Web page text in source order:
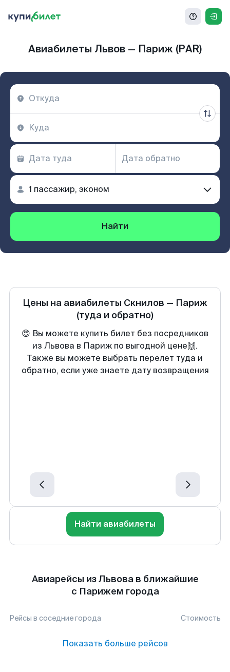
Авиабилеты Львов — Париж (PAR)
Найти
Цены на авиабилеты Скнилов — Париж
(туда и обратно)
😍 Вы можете купить билет без посредников
из Львова в Париж по выгодной цене🙌.
Также вы можете выбрать перелет туда и
обратно, если уже знаете дату возвращения
Найти авиабилеты
Авиарейсы из Львова в ближайшие
с Парижем города
Рейсы в соседние города Стоимость
Показать больше рейсов